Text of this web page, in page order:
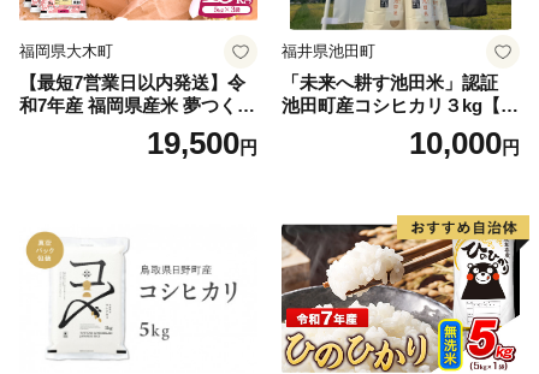
福岡県大木町
【最短7営業日以内発送】令
和7年産 福岡県産米 夢つくし
15kg 精米 ※北海道・沖縄・
19,500円
福井県池田町
「未来へ耕す池田米」認証
池田町産コシヒカリ３kg【お
1人様につき３セットまで】
10,000円